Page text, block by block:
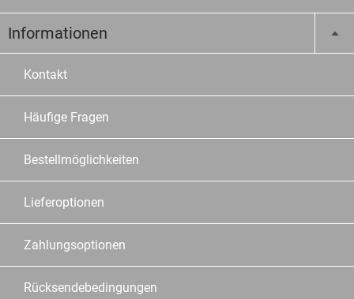
Informationen
Kontakt
Häufige Fragen
Bestellmöglichkeiten
Lieferoptionen
Zahlungsoptionen
Rücksendebedingungen